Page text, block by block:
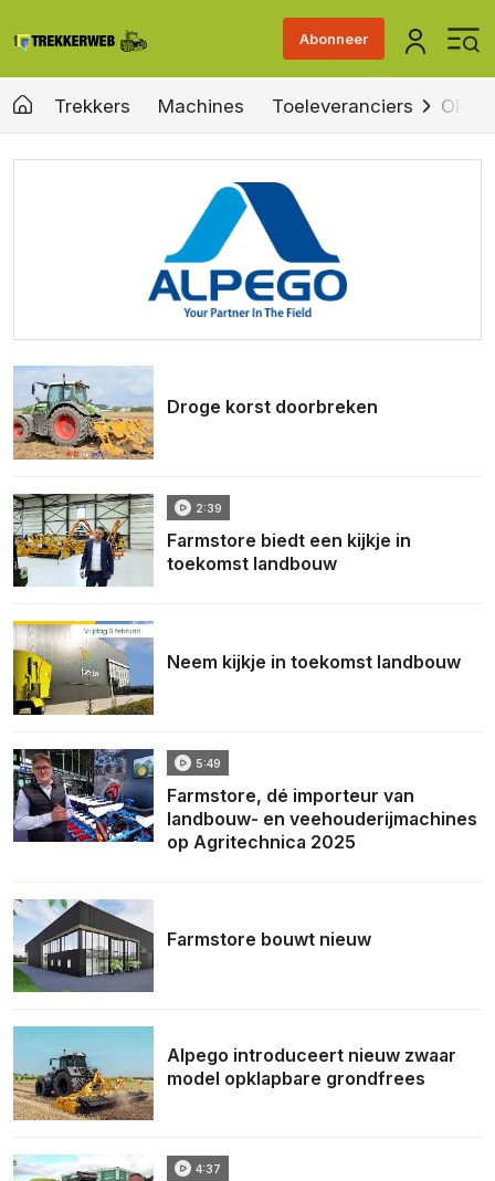
Abonneer
Trekkers Machines Toeleveranciers Old &
Droge korst doorbreken
2:39
Farmstore biedt een kijkje in
toekomst landbouw
Neem kijkje in toekomst landbouw
5:49
Farmstore, dé importeur van
landbouw- en veehouderijmachines
op Agritechnica 2025
Farmstore bouwt nieuw
Alpego introduceert nieuw zwaar
model opklapbare grondfrees
4:37